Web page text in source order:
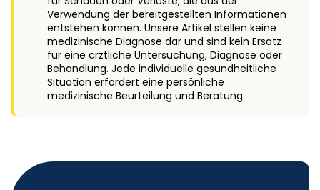
Verwendung der bereitgestellten Informationen
entstehen können. Unsere Artikel stellen keine
medizinische Diagnose dar und sind kein Ersatz
für eine ärztliche Untersuchung, Diagnose oder
Behandlung. Jede individuelle gesundheitliche
Situation erfordert eine persönliche
medizinische Beurteilung und Beratung.